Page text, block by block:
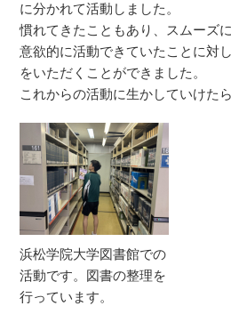
に分かれて活動しました。
慣れてきたこともあり、スムーズ
意欲的に活動できていたことに対
をいただくことができました。
これからの活動に生かしていけた
浜松学院大学図書館での
活動です。図書の整理を
行っています。